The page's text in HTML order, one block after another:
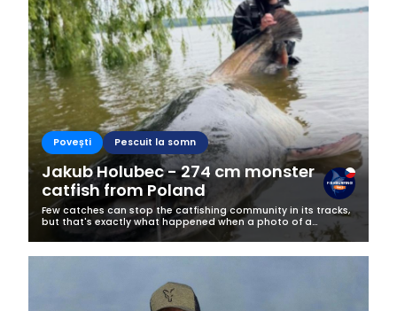
Povești Pescuit la somn
Jakub Holubec - 274 cm monster
catfish from Poland
Few catches can stop the catfishing community in its tracks,
but that's exactly what happened when a photo of a
gigantic 274 cm catfish appeared on Jakub Holubec's
Fishsurfing profile.Caught at...